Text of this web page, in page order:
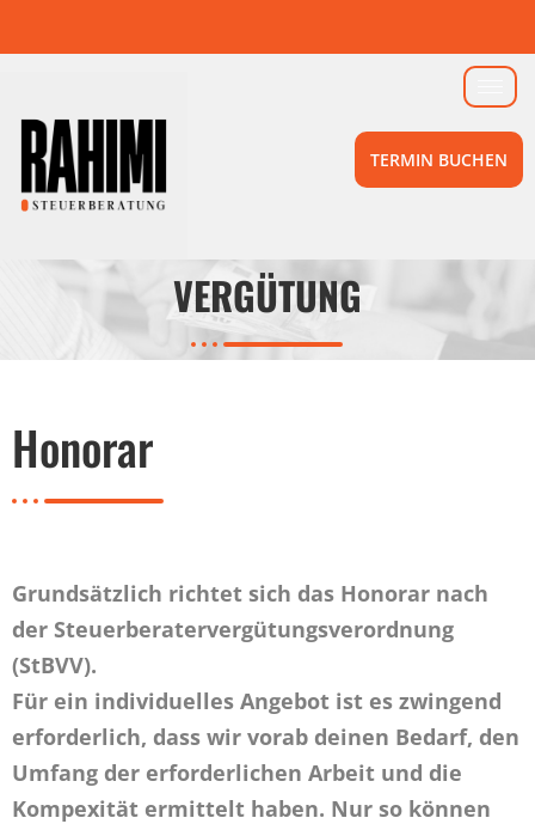
TERMIN BUCHEN
VERGÜTUNG
Honorar
Grundsätzlich richtet sich das Honorar nach
der Steuer­berater­vergütungs­verordnung
(StBVV).
Für ein individuelles Angebot ist es zwingend
erforderlich, dass wir vorab deinen Bedarf, den
Umfang der erforderlichen Arbeit und die
Kompexität ermittelt haben. Nur so können